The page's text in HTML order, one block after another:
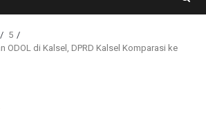
5
ODOL di Kalsel, DPRD Kalsel Komparasi ke